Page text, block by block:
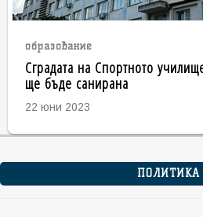
образование
Сградата на Спортното
ще бъде санирана
22 юни 2023
ПОЛИТИКА